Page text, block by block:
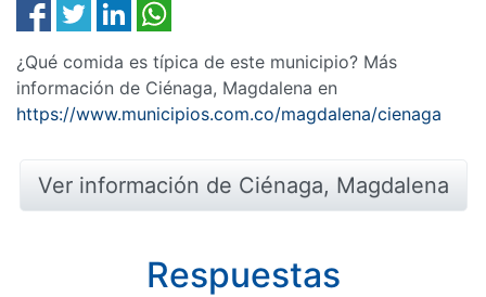
¿Qué comida es típica de este municipio? Más
información de Ciénaga, Magdalena en
https://www.municipios.com.co/magdalena/cienaga
Ver información de Ciénaga, Magdalena
Respuestas